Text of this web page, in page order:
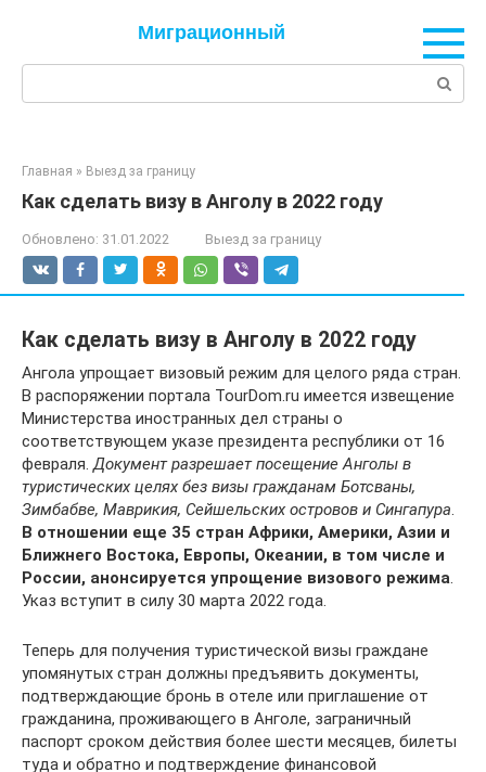
Миграционный
Главная » Выезд за границу
Как сделать визу в Анголу в 2022 году
Обновлено: 31.01.2022 Выезд за границу
Как сделать визу в Анголу в 2022 году
Ангола упрощает визовый режим для целого ряда стран.
В распоряжении портала TourDom.ru имеется извещение
Министерства иностранных дел страны о
соответствующем указе президента республики от 16
февраля.Документ разрешает посещение Анголы в
туристических целях без визы гражданам Ботсваны,
Зимбабве, Маврикия, Сейшельских островов и Сингапура.
В отношении еще 35 стран Африки, Америки, Азии и
Ближнего Востока, Европы, Океании, в том числе и
России, анонсируется упрощение визового режима.
Указ вступит в силу 30 марта 2022 года.
Теперь для получения туристической визы граждане
упомянутых стран должны предъявить документы,
подтверждающие бронь в отеле или приглашение от
гражданина, проживающего в Анголе, заграничный
паспорт сроком действия более шести месяцев, билеты
туда и обратно и подтверждение финансовой